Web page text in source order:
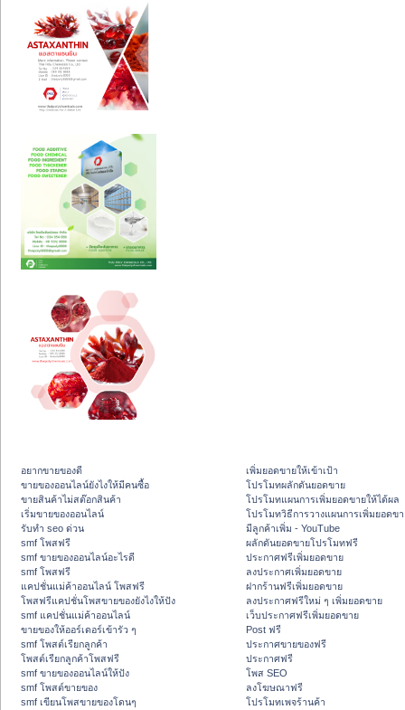
อยากขายของดี
ขายของออนไลน์ยังไงให้มีคนซื้อ
ขายสินค้าไม่สต๊อกสินค้า
เริ่มขายของออนไลน์
รับทำ seo ด่วน
smf โพสฟรี
smf ขายของออนไลน์อะไรดี
smf โพสฟรี
แคปชั่นแม่ค้าออนไลน์ โพสฟรี
โพสฟรีแคปชั่นโพสขายของยังไงให้ปัง
smf แคปชั่นแม่ค้าออนไลน์
ขายของให้ออร์เดอร์เข้ารัว ๆ
smf โพสต์เรียกลูกค้า
โพสต์เรียกลูกค้าโพสฟรี
smf ขายของออนไลน์ให้ปัง
smf โพสต์ขายของ
smf เขียนโพสขายของโดนๆ
เพิ่มยอดขายให้เข้าเป้า
โปรโมทผลักดันยอดขาย
โปรโมทแผนการเพิ่มยอดขายให้ได้ผล
โปรโมทวิธีการวางแผนการเพิ่มยอดข
มีลูกค้าเพิ่ม - YouTube
ผลักดันยอดขายโปรโมทฟรี
ประกาศฟรีเพิ่มยอดขาย
ลงประกาศเพิ่มยอดขาย
ฝากร้านฟรีเพิ่มยอดขาย
ลงประกาศฟรีใหม่ ๆ เพิ่มยอดขาย
เว็บประกาศฟรีเพิ่มยอดขาย
Post ฟรี
ประกาศขายของฟรี
ประกาศฟรี
โพส SEO
ลงโฆษณาฟรี
โปรโมทเพจร้านค้า